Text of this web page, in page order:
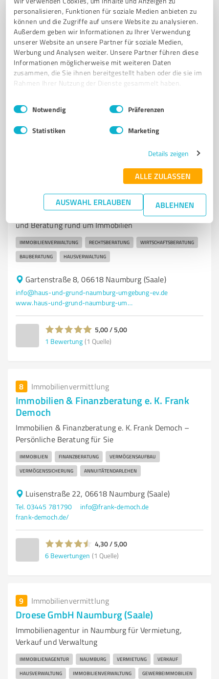
personalisieren, Funktionen für soziale Medien anbieten zu
können und die Zugriffe auf unsere Website zu analysieren.
Außerdem geben wir Informationen zu Ihrer Verwendung
unserer Website an unsere Partner für soziale Medien,
Werbung und Analysen weiter. Unsere Partner führen diese
Informationen möglicherweise mit weiteren Daten
zusammen, die Sie ihnen bereitgestellt haben oder die sie im
Rahmen Ihrer Nutzung der Dienste gesammelt haben.
Impressum Datenschutzbestimmungen
Einwilligungsauswahl
Notwendig Präferenzen
Statistiken Marketing
Details zeigen
ALLE ZULASSEN
AUSWAHL ERLAUBEN ABLEHNEN
Wohnungsbaugenossenschaft Naumburg e.G. –
Gemeinschaftliches Wohnen in Naumburg
WOHNUNGSBAUGENOSSENSCHAFT WOHNUNGSBAUGESELLSCHAFT
WOHNGEBIETE NAUMBURG ALTBAUOBJEKTE WOHNUNGSSUCHE
Jägerstraße 93, 06618 Naumburg (Saale)
3,70 / 5,00
Haus & Grund Naumburg u. Umgebung e.V.
Haus & Grund Naumburg u. Umgebung e.V. – Service
und Beratung rund um Immobilien
IMMOBILIENVERWALTUNG RECHTSBERATUNG WIRTSCHAFTSBERATUNG
BAUBERATUNG HAUSVERWALTUNG
Gartenstraße 8, 06618 Naumburg (Saale)
info@haus-und-grund-naumburg-umgebung-ev.de
www.haus-und-grund-naumburg-umgebung-ev.de/
5,00 / 5,00
1 Bewertung (1 Quelle)
8 Immobilienvermittlung
Immobilien & Finanzberatung e. K. Frank
Democh
Immobilien & Finanzberatung e. K. Frank Democh –
Persönliche Beratung für Sie
IMMOBILIEN FINANZBERATUNG VERMÖGENSAUFBAU
VERMÖGENSSICHERUNG ANNUITÄTENDARLEHEN
Luisenstraße 22, 06618 Naumburg (Saale)
Tel. 03445 781790
info@frank-democh.de
frank-democh.de/
4,30 / 5,00
6 Bewertungen (1 Quelle)
9 Immobilienvermittlung
Droese GmbH Naumburg (Saale)
Immobilienagentur in Naumburg für Vermietung,
Verkauf und Verwaltung
IMMOBILIENAGENTUR NAUMBURG VERMIETUNG VERKAUF
HAUSVERWALTUNG IMMOBILIENVERWALTUNG GEWERBEIMMOBILIEN